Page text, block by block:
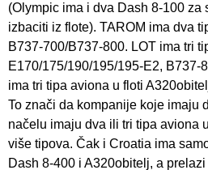
(Olympic ima i dva Dash 8-100
izbaciti iz flote). TAROM ima dva
B737-700/B737-800. LOT ima tri
E170/175/190/195/195-E2, B737-
ima tri tipa aviona u floti
To znači da kompanije koje imaju
načelu imaju dva ili tri tipa aviona
više tipova. Čak i Croatia ima
Dash 8-400 i A320obitelj, a